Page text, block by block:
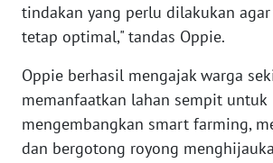
tindakan yang perlu dilakukan
tetap optimal," tandas Oppie.
Oppie berhasil mengajak warga
memanfaatkan lahan sempit untuk
mengembangkan smart farming,
dan bergotong royong
WN
SULTENG
WN
SULBAR
WN